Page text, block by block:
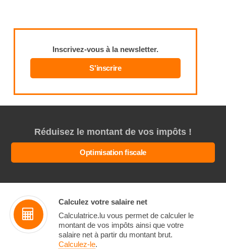
Inscrivez-vous à la newsletter.
S'inscrire
Réduisez le montant de vos impôts !
Optimisation fiscale
Calculez votre salaire net
Calculatrice.lu vous permet de calculer le
montant de vos impôts ainsi que votre
salaire net à partir du montant brut.
Calculez-le.